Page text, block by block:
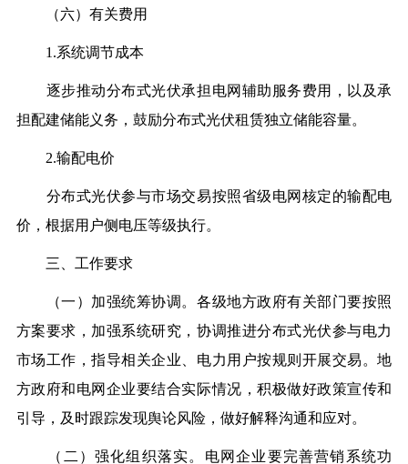
（六）有关费用
1.系统调节成本
逐步推动分布式光伏承担电网辅助服务费用，以及承
担配建储能义务，鼓励分布式光伏租赁独立储能容量。
2.输配电价
分布式光伏参与市场交易按照省级电网核定的输配电
价，根据用户侧电压等级执行。
三、工作要求
（一）加强统筹协调。各级地方政府有关部门要按照
方案要求，加强系统研究，协调推进分布式光伏参与电力
市场工作，指导相关企业、电力用户按规则开展交易。地
方政府和电网企业要结合实际情况，积极做好政策宣传和
引导，及时跟踪发现舆论风险，做好解释沟通和应对。
（二）强化组织落实。电网企业要完善营销系统功